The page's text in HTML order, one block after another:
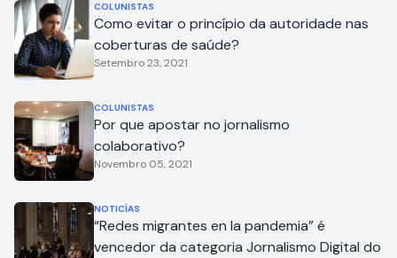
COLUNISTAS
Como evitar o princípio da autoridade nas
coberturas de saúde?
Setembro 23, 2021
COLUNISTAS
Por que apostar no jornalismo
colaborativo?
Novembro 05, 2021
NOTICÍAS
“Redes migrantes en la pandemia” é
vencedor da categoria Jornalismo Digital do